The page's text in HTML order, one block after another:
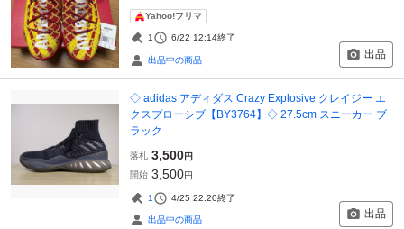
Yahoo!フリマ
1 6/22 12:14終了
出品中の商品 出品
◇ adidas アディダス Crazy Explosive クレイジー エ
クスプローシブ【BY3764】◇ 27.5cm スニーカー ブ
ラック
落札 3,500円
開始 3,500円
1 4/25 22:20終了
出品中の商品 出品